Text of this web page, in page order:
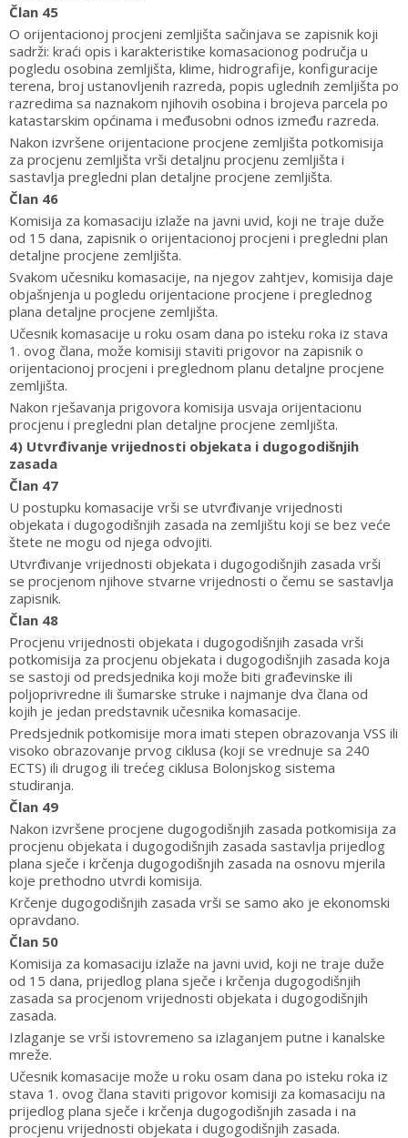
Član 45
O orijentacionoj procjeni zemljišta sačinjava se zapisnik koji
sadrži: kraći opis i karakteristike komasacionog područja u
pogledu osobina zemljišta, klime, hidrografije, konfiguracije
terena, broj ustanovljenih razreda, popis uglednih zemljišta po
razredima sa naznakom njihovih osobina i brojeva parcela po
katastarskim općinama i međusobni odnos između razreda.
Nakon izvršene orijentacione procjene zemljišta potkomisija
za procjenu zemljišta vrši detaljnu procjenu zemljišta i
sastavlja pregledni plan detaljne procjene zemljišta.
Član 46
Komisija za komasaciju izlaže na javni uvid, koji ne traje duže
od 15 dana, zapisnik o orijentacionoj procjeni i pregledni plan
detaljne procjene zemljišta.
Svakom učesniku komasacije, na njegov zahtjev, komisija daje
objašnjenja u pogledu orijentacione procjene i preglednog
plana detaljne procjene zemljišta.
Učesnik komasacije u roku osam dana po isteku roka iz stava
1. ovog člana, može komisiji staviti prigovor na zapisnik o
orijentacionoj procjeni i preglednom planu detaljne procjene
zemljišta.
Nakon rješavanja prigovora komisija usvaja orijentacionu
procjenu i pregledni plan detaljne procjene zemljišta.
4) Utvrđivanje vrijednosti objekata i dugogodišnjih
zasada
Član 47
U postupku komasacije vrši se utvrđivanje vrijednosti
objekata i dugogodišnjih zasada na zemljištu koji se bez veće
štete ne mogu od njega odvojiti.
Utvrđivanje vrijednosti objekata i dugogodišnjih zasada vrši
se procjenom njihove stvarne vrijednosti o čemu se sastavlja
zapisnik.
Član 48
Procjenu vrijednosti objekata i dugogodišnjih zasada vrši
potkomisija za procjenu objekata i dugogodišnjih zasada koja
se sastoji od predsjednika koji može biti građevinske ili
poljoprivredne ili šumarske struke i najmanje dva člana od
kojih je jedan predstavnik učesnika komasacije.
Predsjednik potkomisije mora imati stepen obrazovanja VSS ili
visoko obrazovanje prvog ciklusa (koji se vrednuje sa 240
ECTS) ili drugog ili trećeg ciklusa Bolonjskog sistema
studiranja.
Član 49
Nakon izvršene procjene dugogodišnjih zasada potkomisija za
procjenu objekata i dugogodišnjih zasada sastavlja prijedlog
plana sječe i krčenja dugogodišnjih zasada na osnovu mjerila
koje prethodno utvrdi komisija.
Krčenje dugogodišnjih zasada vrši se samo ako je ekonomski
opravdano.
Član 50
Komisija za komasaciju izlaže na javni uvid, koji ne traje duže
od 15 dana, prijedlog plana sječe i krčenja dugogodišnjih
zasada sa procjenom vrijednosti objekata i dugogodišnjih
zasada.
Izlaganje se vrši istovremeno sa izlaganjem putne i kanalske
mreže.
Učesnik komasacije može u roku osam dana po isteku roka iz
stava 1. ovog člana staviti prigovor komisiji za komasaciju na
prijedlog plana sječe i krčenja dugogodišnjih zasada i na
procjenu vrijednosti objekata i dugogodišnjih zasada.